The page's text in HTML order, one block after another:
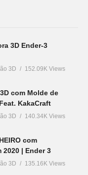
3D Ender-3
3D 152.09K Views
com Molde de
KakaCraft
3D 140.34K Views
com
2020 | Ender 3
3D 135.16K Views